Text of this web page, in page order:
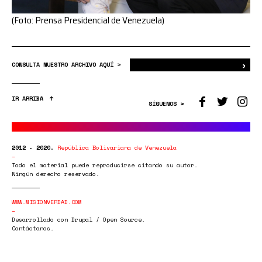
(Foto: Prensa Presidencial de Venezuela)
CONSULTA NUESTRO ARCHIVO AQUÍ > ›
IR ARRIBA
SÍGUENOS >
2012 - 2020. República Bolivariana de Venezuela
Todo el material puede reproducirse citando su autor.
Ningún derecho reservado.
WWW.MISIONVERDAD.COM
Desarrollado con Drupal / Open Source.
Contáctanos.